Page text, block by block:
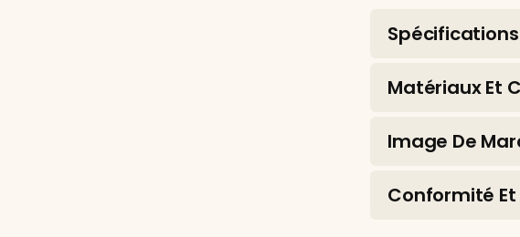
Matériaux Et
Image De
Conformité